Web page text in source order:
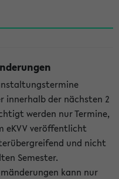
innerhalb der nächsten 2
werden nur Termine,
eKVV veröffentlicht
und nicht
Semester.
kann nur